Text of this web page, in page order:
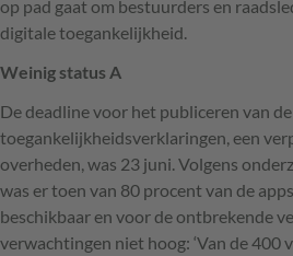
op pad gaat om bestuurders en
digitale toegankelijkheid.
Weinig status A
De deadline voor het publiceren van de
toegankelijkheidsverklaringen, een
overheden, was 23 juni. Volgens
was er toen van 80 procent van de
beschikbaar en voor de ontbrekende
verwachtingen niet hoog: ‘Van de 400